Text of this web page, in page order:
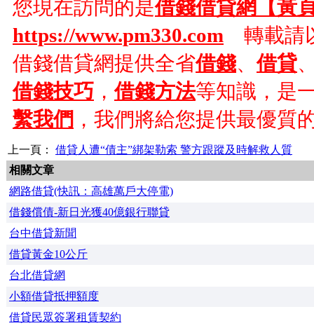
您現在訪問的是借錢借貸網【黃
https://www.pm330.com 轉載請
借錢借貸網提供全省借錢、借貸
借錢技巧 ，借錢方法等知識，是
繫我們 ，我們將給您提供最優質
上一頁： 借貸人遭“債主”綁架勒索 警方跟蹤及時解救人質
相關文章
網路借貸(快訊：高雄萬戶大停電)
借錢償債-新日光獲40億銀行聯貸
台中借貸新聞
借貸黃金10公斤
台北借貸網
小額借貸抵押額度
借貸民眾簽署租賃契約